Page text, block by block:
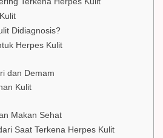
Didiagnosis?
Herpes Kulit
dan Demam
Kulit
Makan Sehat
Saat Terkena Herpes Kulit